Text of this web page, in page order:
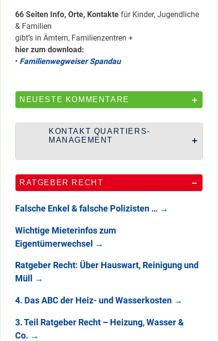
66 Seiten Info, Orte, Kontakte für Kinder, Jugendliche
& Familien
gibt’s in Ämtern, Familienzentren +
hier zum download:
• Familienwegweiser Spandau
NEUESTE KOMMENTARE
KONTAKT QUARTIERS-
MANAGEMENT
RATGEBER RECHT
Falsche Enkel & falsche Polizisten … →
Wichtige Mieterinfos zum
Eigentümerwechsel →
Ratgeber Recht: Über Hauswart, Reinigung und
Müll
→
4. Das ABC der Heiz- und Wasserkosten →
3. Teil Ratgeber Recht – Heizung, Wasser &
Co. →